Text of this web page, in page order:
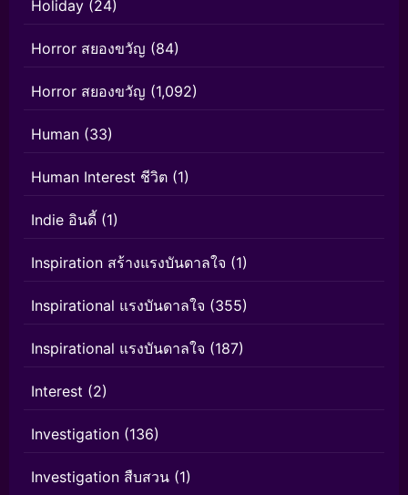
Holiday (24)
Horror สยองขวัญ (84)
Horror สยองขวัญ (1,092)
Human (33)
Human Interest ชีวิต (1)
Indie อินดี้ (1)
Inspiration สร้างแรงบันดาลใจ (1)
Inspirational แรงบันดาลใจ (355)
Inspirational แรงบันดาลใจ (187)
Interest (2)
Investigation (136)
Investigation สืบสวน (1)